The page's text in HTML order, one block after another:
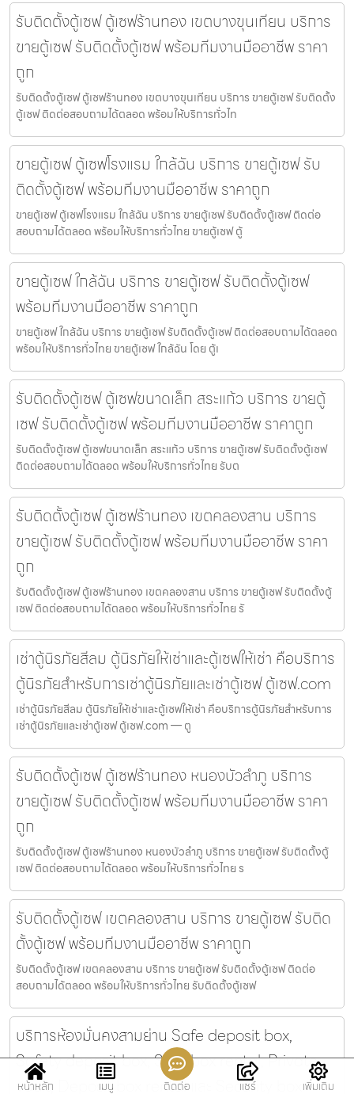
รับติดตั้งตู้เซฟ ตู้เซฟร้านทอง เขตบางขุนเทียน บริการ
ขายตู้เซฟ รับติดตั้งตู้เซฟ พร้อมทีมงานมืออาชีพ ราคา
ถูก
รับติดตั้งตู้เซฟ ตู้เซฟร้านทอง เขตบางขุนเทียน บริการ ขายตู้เซฟ รับติดตั้ง
ตู้เซฟ ติดต่อสอบถามได้ตลอด พร้อมให้บริการทั่วไท
ขายตู้เซฟ ตู้เซฟโรงแรม ใกล้ฉัน บริการ ขายตู้เซฟ รับ
ติดตั้งตู้เซฟ พร้อมทีมงานมืออาชีพ ราคาถูก
ขายตู้เซฟ ตู้เซฟโรงแรม ใกล้ฉัน บริการ ขายตู้เซฟ รับติดตั้งตู้เซฟ ติดต่อ
สอบถามได้ตลอด พร้อมให้บริการทั่วไทย ขายตู้เซฟ ตู้
ขายตู้เซฟ ใกล้ฉัน บริการ ขายตู้เซฟ รับติดตั้งตู้เซฟ
พร้อมทีมงานมืออาชีพ ราคาถูก
ขายตู้เซฟ ใกล้ฉัน บริการ ขายตู้เซฟ รับติดตั้งตู้เซฟ ติดต่อสอบถามได้ตลอด
พร้อมให้บริการทั่วไทย ขายตู้เซฟ ใกล้ฉัน โดย ตู้เ
รับติดตั้งตู้เซฟ ตู้เซฟขนาดเล็ก สระแก้ว บริการ ขายตู้
เซฟ รับติดตั้งตู้เซฟ พร้อมทีมงานมืออาชีพ ราคาถูก
รับติดตั้งตู้เซฟ ตู้เซฟขนาดเล็ก สระแก้ว บริการ ขายตู้เซฟ รับติดตั้งตู้เซฟ
ติดต่อสอบถามได้ตลอด พร้อมให้บริการทั่วไทย รับต
รับติดตั้งตู้เซฟ ตู้เซฟร้านทอง เขตคลองสาน บริการ
ขายตู้เซฟ รับติดตั้งตู้เซฟ พร้อมทีมงานมืออาชีพ ราคา
ถูก
รับติดตั้งตู้เซฟ ตู้เซฟร้านทอง เขตคลองสาน บริการ ขายตู้เซฟ รับติดตั้งตู้
เซฟ ติดต่อสอบถามได้ตลอด พร้อมให้บริการทั่วไทย รั
เช่าตู้นิรภัยสีลม ตู้นิรภัยให้เช่าและตู้เซฟให้เช่า คือบริการ
ตู้นิรภัยสำหรับการเช่าตู้นิรภัยและเช่าตู้เซฟ ตู้เซฟ.com
เช่าตู้นิรภัยสีลม ตู้นิรภัยให้เช่าและตู้เซฟให้เช่า คือบริการตู้นิรภัยสำหรับการ
เช่าตู้นิรภัยและเช่าตู้เซฟ ตู้เซฟ.com — ตู
รับติดตั้งตู้เซฟ ตู้เซฟร้านทอง หนองบัวลำภู บริการ
ขายตู้เซฟ รับติดตั้งตู้เซฟ พร้อมทีมงานมืออาชีพ ราคา
ถูก
รับติดตั้งตู้เซฟ ตู้เซฟร้านทอง หนองบัวลำภู บริการ ขายตู้เซฟ รับติดตั้งตู้
เซฟ ติดต่อสอบถามได้ตลอด พร้อมให้บริการทั่วไทย ร
รับติดตั้งตู้เซฟ เขตคลองสาน บริการ ขายตู้เซฟ รับติด
ตั้งตู้เซฟ พร้อมทีมงานมืออาชีพ ราคาถูก
รับติดตั้งตู้เซฟ เขตคลองสาน บริการ ขายตู้เซฟ รับติดตั้งตู้เซฟ ติดต่อ
สอบถามได้ตลอด พร้อมให้บริการทั่วไทย รับติดตั้งตู้เซฟ
บริการห้องมั่นคงสามย่าน Safe deposit box,
Safety deposit box, Safe box rental, Private
vault, Deposit box rental และ Security box
หน้าหลัก เมนู ติดต่อ แชร์ เพิ่มเติม